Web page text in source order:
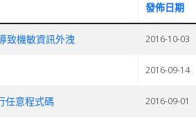
發佈日期
致機敏資訊外洩 2016-10-03
2016-09-14
任意程式碼 2016-09-01